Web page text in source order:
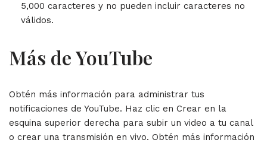
5,000 caracteres y no pueden incluir caracteres no
válidos.
Más de YouTube
Obtén más información para administrar tus
notificaciones de YouTube. Haz clic en Crear en la
esquina superior derecha para subir un video a tu canal
o crear una transmisión en vivo. Obtén más información